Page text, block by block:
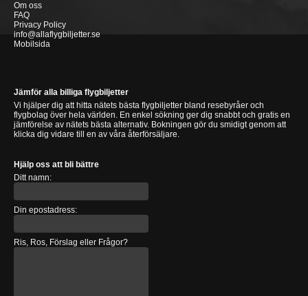
Om oss
FAQ
Privacy Policy
info@allaflygbiljetter.se
Mobilsida
Jämför alla billiga flygbiljetter
Vi hjälper dig att hitta nätets bästa flygbiljetter bland resebyråer och
flygbolag över hela världen. En enkel sökning ger dig snabbt och gratis en
jämförelse av nätets bästa alternativ. Bokningen gör du smidigt genom att
klicka dig vidare till en av våra återförsäljare.
Hjälp oss att bli bättre
Ditt namn:
Din epostadress:
Ris, Ros, Förslag eller Frågor?